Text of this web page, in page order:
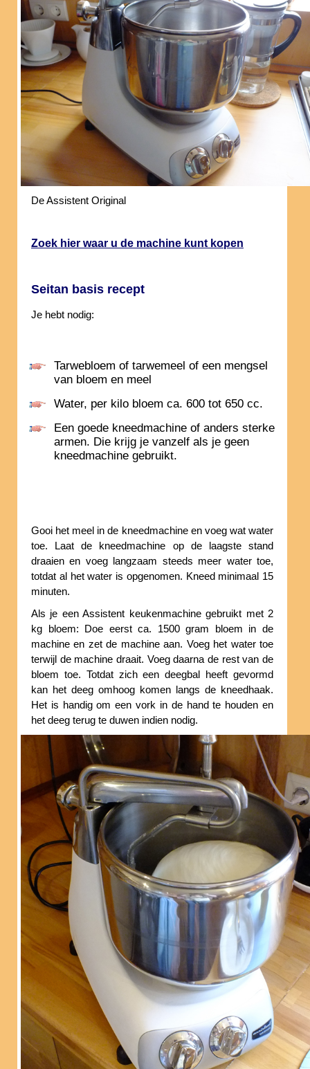
De Assistent Original
Zoek hier waar u de machine kunt kopen
Seitan basis recept
Je hebt nodig:
Tarwebloem of tarwemeel of een mengsel
van bloem en meel
Water, per kilo bloem ca. 600 tot 650 cc.
Een goede kneedmachine of anders sterke
armen. Die krijg je vanzelf als je geen
kneedmachine gebruikt.
Gooi het meel in de kneedmachine en voeg wat water
toe. Laat de kneedmachine op de laagste stand
draaien en voeg langzaam steeds meer water toe,
totdat al het water is opgenomen. Kneed minimaal 15
minuten.
Als je een Assistent keukenmachine gebruikt met 2
kg bloem: Doe eerst ca. 1500 gram bloem in de
machine en zet de machine aan. Voeg het water toe
terwijl de machine draait. Voeg daarna de rest van de
bloem toe. Totdat zich een deegbal heeft gevormd
kan het deeg omhoog komen langs de kneedhaak.
Het is handig om een vork in de hand te houden en
het deeg terug te duwen indien nodig.